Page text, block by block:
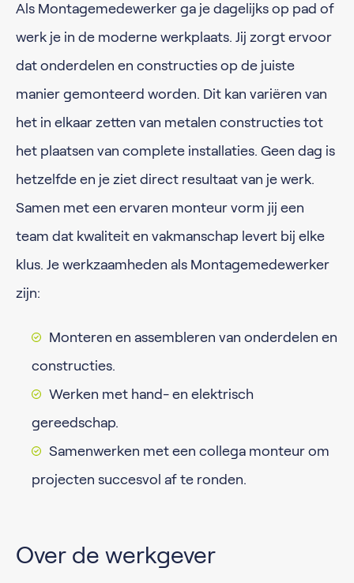
Als Montagemedewerker ga je dagelijks op pad of
werk je in de moderne werkplaats. Jij zorgt ervoor
dat onderdelen en constructies op de juiste
manier gemonteerd worden. Dit kan variëren van
het in elkaar zetten van metalen constructies tot
het plaatsen van complete installaties. Geen dag is
hetzelfde en je ziet direct resultaat van je werk.
Samen met een ervaren monteur vorm jij een
team dat kwaliteit en vakmanschap levert bij elke
klus. Je werkzaamheden als Montagemedewerker
zijn:
Monteren en assembleren van onderdelen en
constructies.
Werken met hand- en elektrisch
gereedschap.
Samenwerken met een collega monteur om
projecten succesvol af te ronden.
Over de werkgever